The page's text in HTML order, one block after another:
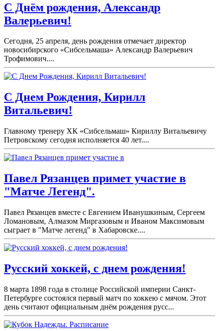
С Днём рождения, Александр
Валерьевич!
Сегодня, 25 апреля, день рождения отмечает директор
новосибирского «Сибсельмаша» Александр Валерьевич
Трофимович....
С Днем Рождения, Кирилл
Витальевич!
Главному тренеру ХК «Сибсельмаш» Кириллу Витальевичу
Петровскому сегодня исполняется 40 лет....
Павел Рязанцев примет участие в
"Матче Легенд".
Павел Рязанцев вместе с Евгением Иванушкиным, Сергеем
Ломановым, Алмазом Миргазовым и Иваном Максимовым
сыграет в "Матче легенд" в Хабаровске....
Русский хоккей, с днем рождения!
8 марта 1898 года в столице Российской империи Санкт-
Петербурге состоялся первый матч по хоккею с мячом. Этот
день считают официальным днём рождения русс...